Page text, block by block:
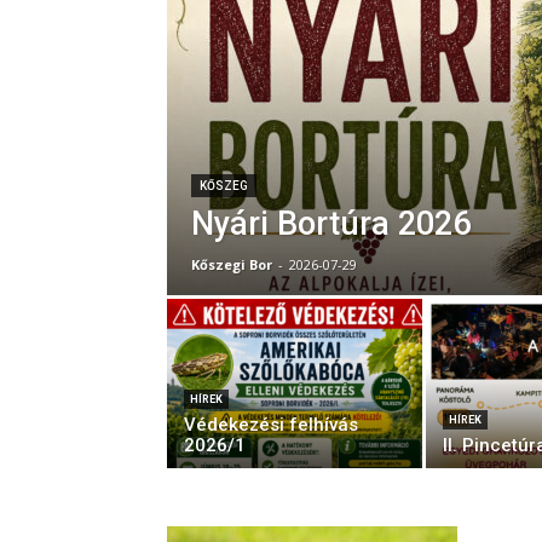
KŐSZEG
Nyári Bortúra 2026
Kőszegi Bor - 2026-07-29
HÍREK
Védekezési felhívás
2026/1
HÍREK
II.